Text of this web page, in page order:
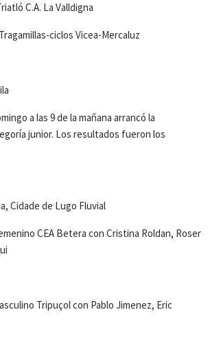
C.A. La Valldigna
ciclos Vicea-Mercaluz
a las 9 de la mañana arrancó la
junior. Los resultados fueron los
Cidade de Lugo Fluvial
CEA Betera con Cristina Roldan, Roser
Tripuçol con Pablo Jimenez, Eric